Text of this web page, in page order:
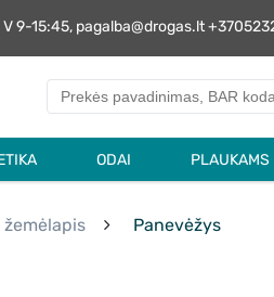
9-15:45, pagalba@drogas.lt
ODAI PLAUKAMS
Panevėžys